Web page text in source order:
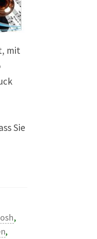
mit
Sie
,
,